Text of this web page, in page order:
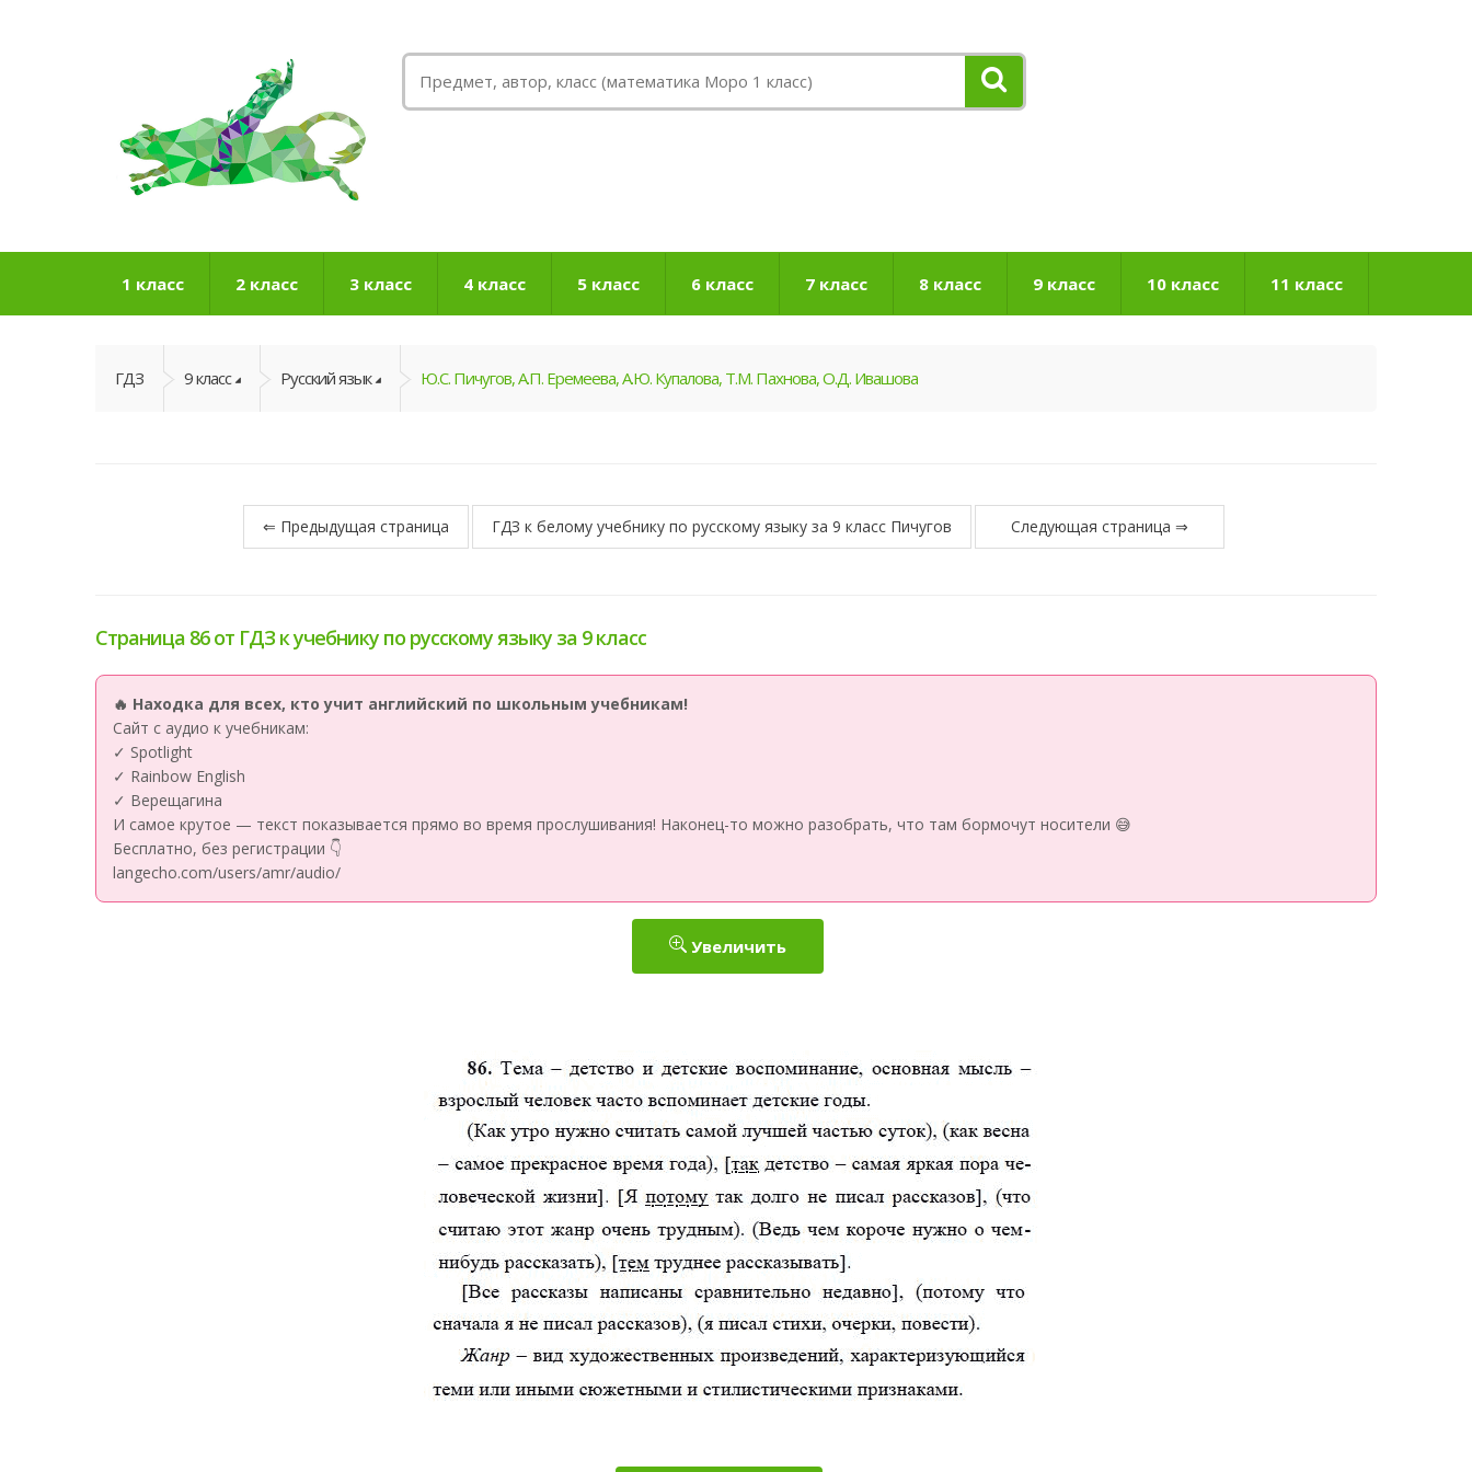
1 класс 2 класс 3 класс 4 класс 5 класс 6 класс 7 класс 8 класс 9 класс 10 класс 11 класс
ГДЗ 9 класс Русский язык Ю.С. Пичугов, А.П. Еремеева, А.Ю. Купалова, Т.М. Пахнова, О.Д. Ивашова
⇐ Предыдущая страница ГДЗ к белому учебнику по русскому языку за 9 класс Пичугов Следующая страница ⇒
Страница 86 от ГДЗ к учебнику по русскому языку за 9 класс
🔥 Находка для всех, кто учит английский по школьным учебникам!
Сайт с аудио к учебникам:
✓ Spotlight
✓ Rainbow English
✓ Верещагина
И самое крутое — текст показывается прямо во время прослушивания! Наконец-то можно разобрать, что там бормочут носители 😅
Бесплатно, без регистрации 👇
langecho.com/users/amr/audio/
Увеличить